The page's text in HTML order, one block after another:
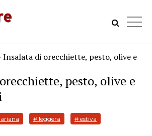
Insalata di orecchiette, pesto, olive e
pesto, olive e
# leggera # estiva